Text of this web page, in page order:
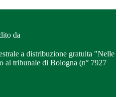
da
a distribuzione gratuita "Nelle
al tribunale di Bologna (n° 7927